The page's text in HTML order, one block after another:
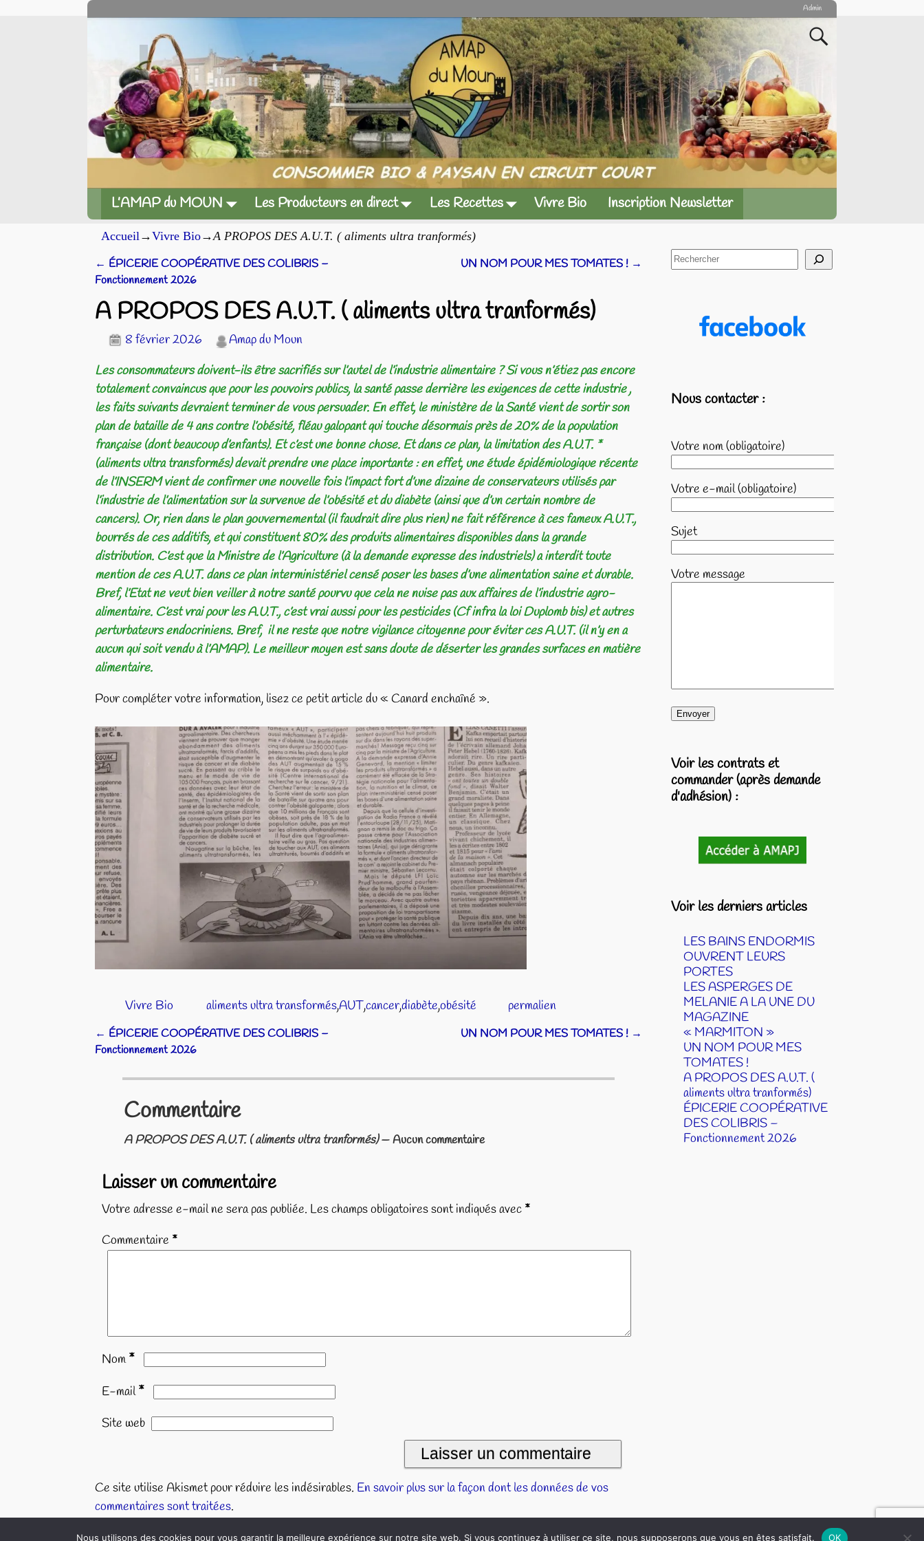
Admin
L’AMAP du MOUN Les Producteurs en direct Les Recettes Vivre Bio Inscription Newsletter
Accueil →Vivre Bio→A PROPOS DES A.U.T. ( aliments ultra tranformés)
Navigation des articles
← ÉPICERIE COOPÉRATIVE DES COLIBRIS –
Fonctionnement 2026
UN NOM POUR MES TOMATES ! →
A PROPOS DES A.U.T. ( aliments ultra tranformés)
8 février 2026
Amap du Moun
Les consommateurs doivent-ils être sacrifiés sur l’autel de l’industrie alimentaire ? Si vous n’étiez pas encore
totalement convaincus que pour les pouvoirs publics, la santé passe derrière les exigences de cette industrie ,
les faits suivants devraient terminer de vous persuader. En effet, le ministère de la Santé vient de sortir son
plan de bataille de 4 ans contre l’obésité, fléau galopant qui touche désormais près de 20% de la population
française (dont beaucoup d’enfants). Et c’est une bonne chose. Et dans ce plan, la limitation des A.U.T. *
(aliments ultra transformés) devait prendre une place importante : en effet, une étude épidémiologique récente
de l’INSERM vient de confirmer une nouvelle fois l’impact fort d’une dizaine de conservateurs utilisés par
l’industrie de l’alimentation sur la survenue de l’obésité et du diabète (ainsi que d’un certain nombre de
cancers). Or, rien dans le plan gouvernemental (il faudrait dire plus rien) ne fait référence à ces fameux A.U.T.,
bourrés de ces additifs, et qui constituent 80% des produits alimentaires disponibles dans la grande
distribution. C’est que la Ministre de l’Agriculture (à la demande expresse des industriels) a interdit toute
mention de ces A.U.T. dans ce plan interministériel censé poser les bases d’une alimentation saine et durable.
Bref, l’Etat ne veut bien veiller à notre santé pourvu que cela ne nuise pas aux affaires de l’industrie agro-
alimentaire. C’est vrai pour les A.U.T., c’est vrai aussi pour les pesticides (Cf infra la loi Duplomb bis) et autres
perturbateurs endocriniens. Bref, il ne reste que notre vigilance citoyenne pour éviter ces A.U.T. (il n’y en a
aucun qui soit vendu à l’AMAP). Le meilleur moyen est sans doute de déserter les grandes surfaces en matière
alimentaire.
Pour compléter votre information, lisez ce petit article du « Canard enchaîné ».
Vivre Bio aliments ultra transformés,AUT,cancer,diabète,obésité permalien
Navigation des articles
← ÉPICERIE COOPÉRATIVE DES COLIBRIS –
Fonctionnement 2026
UN NOM POUR MES TOMATES ! →
Commentaire
A PROPOS DES A.U.T. ( aliments ultra tranformés)— Aucun commentaire
Laisser un commentaire
Votre adresse e-mail ne sera pas publiée. Les champs obligatoires sont indiqués avec *
Commentaire *
Nom*
E-mail*
Site web
Ce site utilise Akismet pour réduire les indésirables. En savoir plus sur la façon dont les données de vos
commentaires sont traitées.
Nous contacter :
Votre nom (obligatoire)
Votre e-mail (obligatoire)
Sujet
Votre message
Voir les contrats et
commander (après demande
d'adhésion) :
Voir les derniers articles
LES BAINS ENDORMIS
OUVRENT LEURS
PORTES
LES ASPERGES DE
MELANIE A LA UNE DU
MAGAZINE
« MARMITON »
UN NOM POUR MES
TOMATES !
A PROPOS DES A.U.T. (
aliments ultra tranformés)
ÉPICERIE COOPÉRATIVE
DES COLIBRIS –
Fonctionnement 2026
Nous utilisons des cookies pour vous garantir la meilleure expérience sur notre site web. Si vous continuez à utiliser ce site, nous supposerons que vous en êtes satisfait. OK